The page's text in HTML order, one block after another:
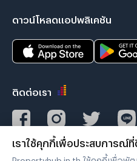
ดาวน์โหลดแอปพลิเคชัน
ติดต่อเรา
เราใช้คุกกี้เพื่อประสบการณ์
Propertyhub.in.th ใช้คุกกี้เพื่อพั